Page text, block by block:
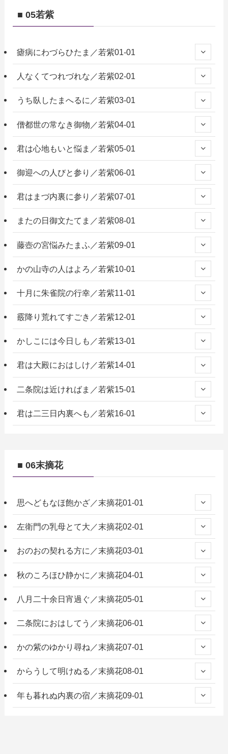
■ 05若紫
瘧病にわづらひたま／若紫01-01
人なくてつれづれな／若紫02-01
うち臥したまへるに／若紫03-01
僧都世の常なき御物／若紫04-01
君は心地もいと悩ま／若紫05-01
御迎への人びと参り／若紫06-01
君はまづ内裏に参り／若紫07-01
またの日御文たてま／若紫08-01
藤壺の宮悩みたまふ／若紫09-01
かの山寺の人はよろ／若紫10-01
十月に朱雀院の行幸／若紫11-01
霰降り荒れてすごき／若紫12-01
かしこには今日しも／若紫13-01
君は大殿におはしけ／若紫14-01
二条院は近ければま／若紫15-01
君は二三日内裏へも／若紫16-01
■ 06末摘花
思へどもなほ飽かざ／末摘花01-01
左衛門の乳母とて大／末摘花02-01
おのおの契れる方に／末摘花03-01
秋のころほひ静かに／末摘花04-01
八月二十余日宵過ぐ／末摘花05-01
二条院におはしてう／末摘花06-01
かの紫のゆかり尋ね／末摘花07-01
からうして明けぬる／末摘花08-01
年も暮れぬ内裏の宿／末摘花09-01